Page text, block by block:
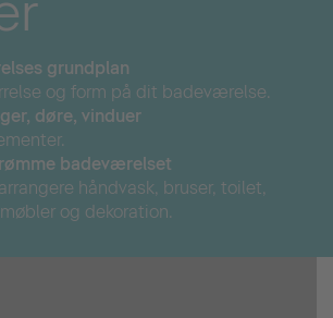
grundplan
og form på dit badeværelse.
, døre, vinduer
badeværelset
håndvask, bruser, toilet,
og dekoration.